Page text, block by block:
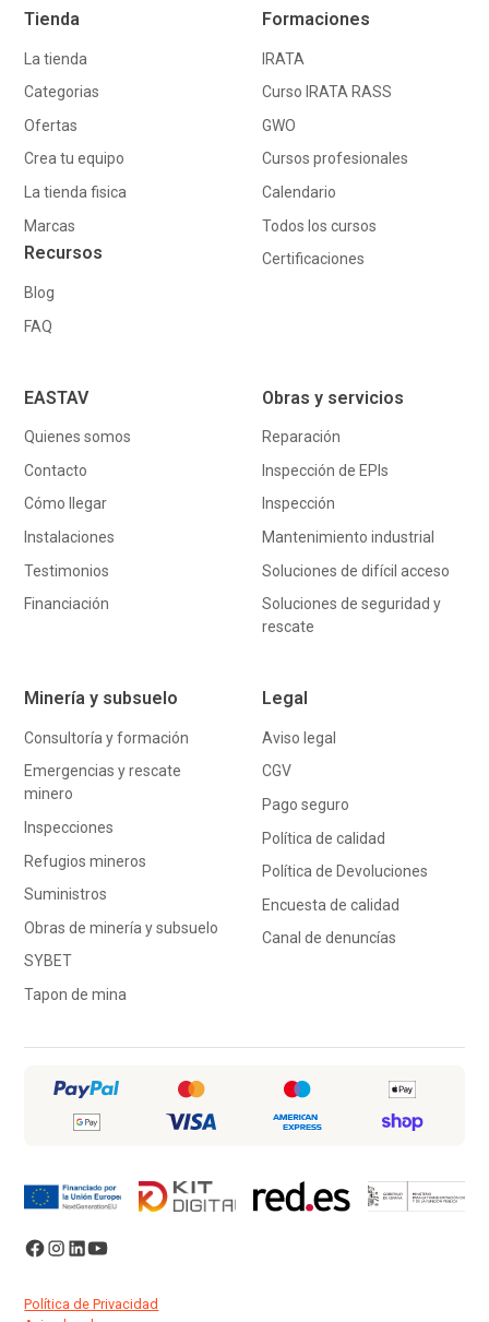
Tienda
La tienda
Categorias
Ofertas
Crea tu equipo
La tienda fisica
Marcas
Recursos
Blog
FAQ
Formaciones
IRATA
Curso IRATA RASS
GWO
Cursos profesionales
Calendario
Todos los cursos
Certificaciones
EASTAV
Quienes somos
Contacto
Cómo llegar
Instalaciones
Testimonios
Financiación
Obras y servicios
Reparación
Inspección de EPIs
Inspección
Mantenimiento industrial
Soluciones de difícil acceso
Soluciones de seguridad y
rescate
Minería y subsuelo
Consultoría y formación
Emergencias y rescate
minero
Inspecciones
Refugios mineros
Suministros
Obras de minería y subsuelo
SYBET
Tapon de mina
Legal
Aviso legal
CGV
Pago seguro
Política de calidad
Política de Devoluciones
Encuesta de calidad
Canal de denuncías
Política de Privacidad